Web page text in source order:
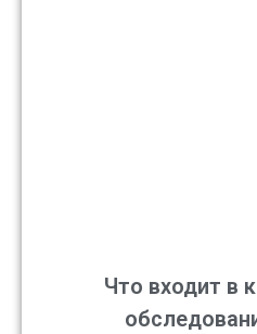
Что входит в